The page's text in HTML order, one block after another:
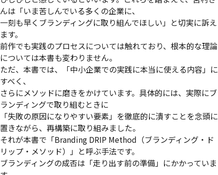
んは「いま苦しんでいる多くの企業に、
一刻も早くブランディングに取り組んでほしい」と切実に訴え
ます。
前作でも実践のプロセスについては触れており、根本的な理論
については本書も変わりません。
ただ、本書では、「中小企業での実践に本当に使える内容」に
すべく、
さらにメソッドに磨きをかけています。具体的には、実際にブ
ランディングで取り組むときに
「失敗の原因になりやすい要素」を徹底的に潰すことを念頭に
置きながら、再構築に取り組みました。
それが本書で「Branding DRIP Method（ブランディング・ド
リップ・メソッド）」と呼ぶ手法です。
ブランディングの成否は「走り出す前の準備」にかかっていま